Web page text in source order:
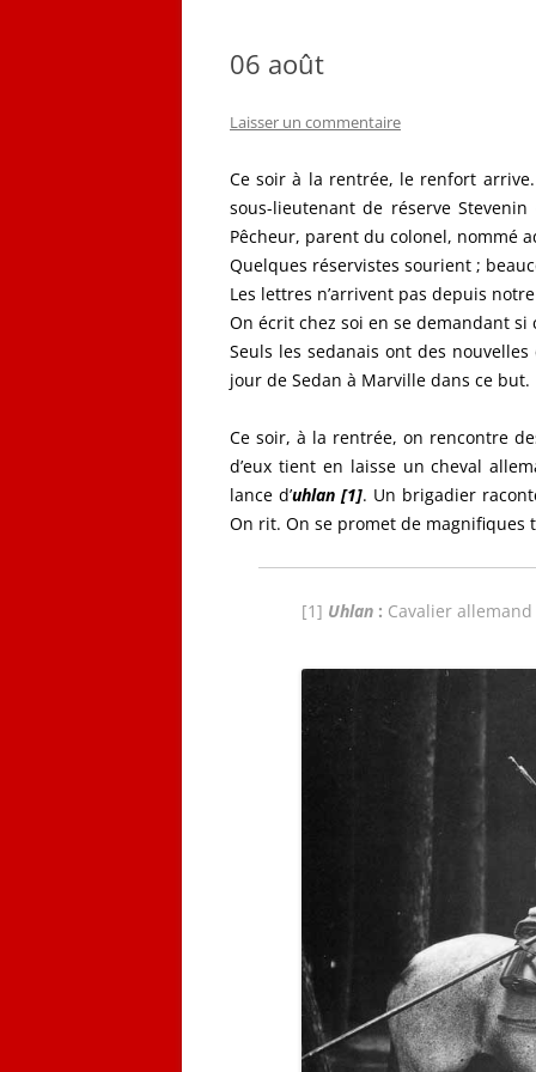
CARNET DE VOL (1916-
06 août
Laisser un commentaire
Ce soir à la rentrée, le renfort
sous-lieutenant de réserve
Pêcheur, parent du colonel, nommé
Quelques réservistes sourient ;
Les lettres n’arrivent pas depuis
On écrit chez soi en se demandant si
Seuls les sedanais ont des
jour de Sedan à Marville dans ce but.
Ce soir, à la rentrée, on rencontre
d’eux tient en laisse un cheval
lance d’uhlan [1]. Un brigadier
On rit. On se promet de magnifiques
[1] Uhlan : Cavalier